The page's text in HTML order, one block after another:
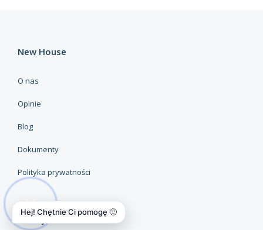
New House
O nas
Opinie
Blog
Dokumenty
Polityka prywatności
Oferty
Hej! Chętnie Ci pomogę 🙂